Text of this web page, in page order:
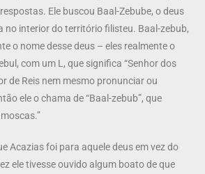
Ele buscou Baal-Zebube, o deus
no interior do território filisteu. Baal-zebub,
o nome desse deus – eles realmente o
com um L, que significa “Senhor dos
de Reis nem mesmo pronunciar ou
ele o chama de “Baal-zebub”, que
Acazias foi para aquele deus em vez do
ele tivesse ouvido algum boato de que